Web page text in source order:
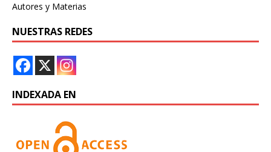
Autores y Materias
NUESTRAS REDES
INDEXADA EN